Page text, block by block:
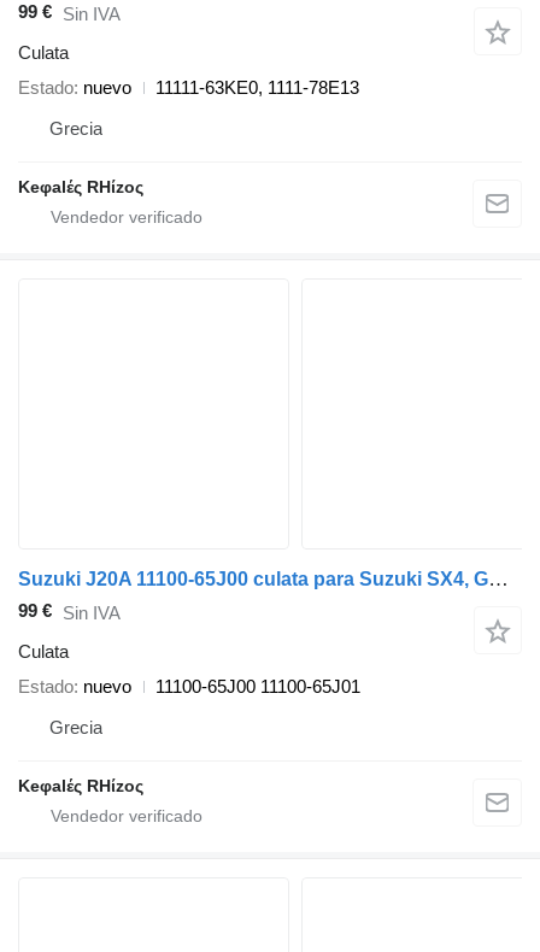
99 € Sin IVA
Culata
Estado nuevo
11111-63KE0, 1111-78E13
Grecia
Keφalές RHίzoς
Suzuki J20A 11100-65J00 culata para Suzuki SX4, GRAND VITARA coche
99 € Sin IVA
Culata
Estado nuevo
11100-65J00 11100-65J01
Grecia
Keφalές RHίzoς